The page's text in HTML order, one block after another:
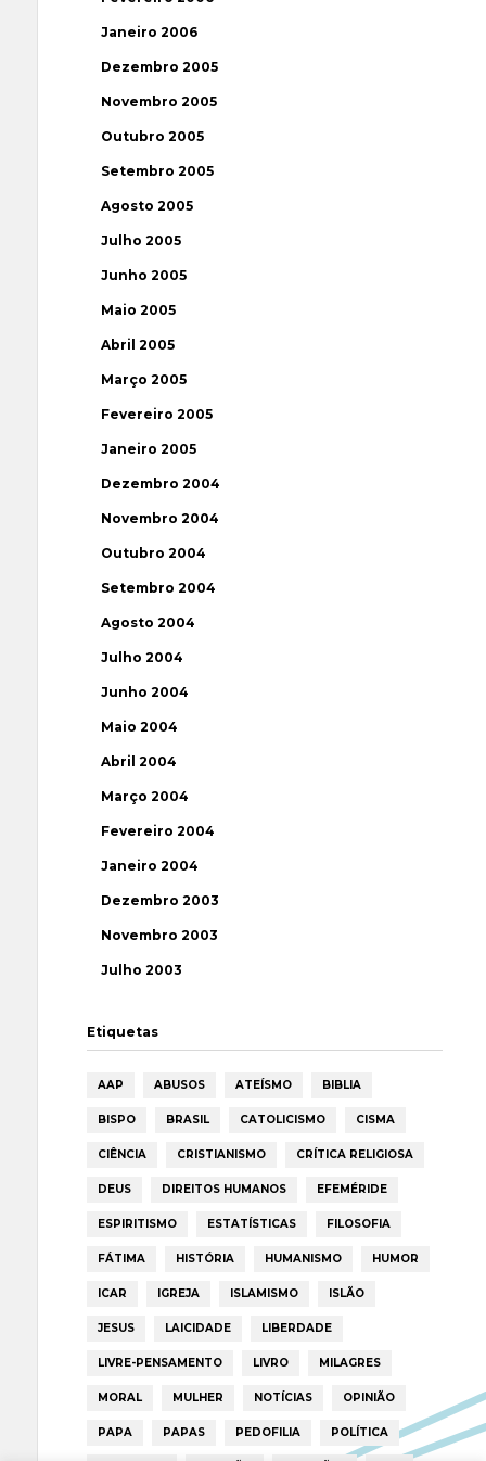
Janeiro 2006
Dezembro 2005
Novembro 2005
Outubro 2005
Setembro 2005
Agosto 2005
Julho 2005
Junho 2005
Maio 2005
Abril 2005
Março 2005
Fevereiro 2005
Janeiro 2005
Dezembro 2004
Novembro 2004
Outubro 2004
Setembro 2004
Agosto 2004
Julho 2004
Junho 2004
Maio 2004
Abril 2004
Março 2004
Fevereiro 2004
Janeiro 2004
Dezembro 2003
Novembro 2003
Julho 2003
Etiquetas
AAP ABUSOS ATEÍSMO BIBLIA
BISPO BRASIL CATOLICISMO CISMA
CIÊNCIA CRISTIANISMO CRÍTICA RELIGIOSA
DEUS DIREITOS HUMANOS EFEMÉRIDE
ESPIRITISMO ESTATÍSTICAS FILOSOFIA
FÁTIMA HISTÓRIA HUMANISMO HUMOR
ICAR IGREJA ISLAMISMO ISLÃO
JESUS LAICIDADE LIBERDADE
LIVRE-PENSAMENTO LIVRO MILAGRES
MORAL MULHER NOTÍCIAS OPINIÃO
PAPA PAPAS PEDOFILIA POLÍTICA